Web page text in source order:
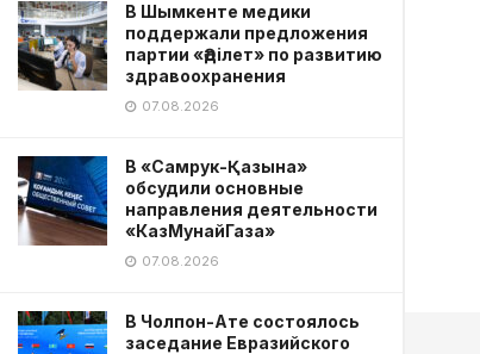
В Шымкенте медики
поддержали предложения
партии «Әділет» по развитию
здравоохранения
07.08.2026
В «Самрук-Қазына»
обсудили основные
направления деятельности
«КазМунайГаза»
07.08.2026
В Чолпон-Ате состоялось
заседание Евразийского